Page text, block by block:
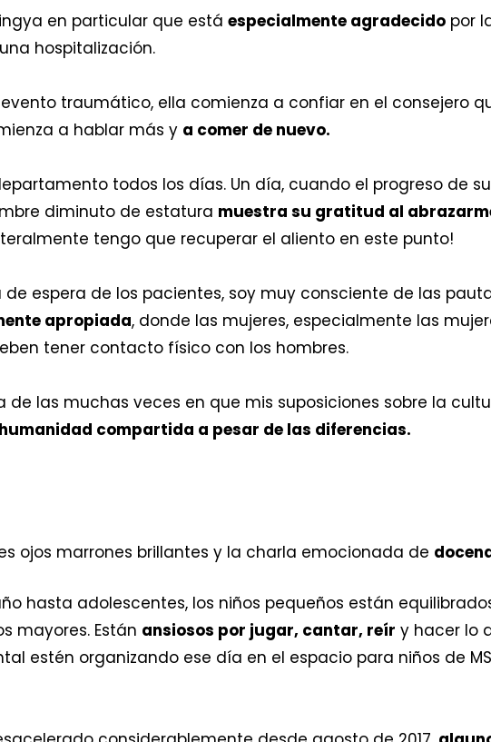
en particular que está especialmente agradecido por
hospitalización.
traumático, ella comienza a confiar en el consejero
a hablar más y a comer de nuevo.
todos los días. Un día, cuando el progreso de
diminuto de estatura muestra su gratitud al
tengo que recuperar el aliento en este punto!
de espera de los pacientes, soy muy consciente de las
apropiada, donde las mujeres, especialmente las
tener contacto físico con los hombres.
de las muchas veces en que mis suposiciones sobre la
humanidad compartida a pesar de las diferencias.
ojos marrones brillantes y la charla emocionada de
hasta adolescentes, los niños pequeños están
mayores. Están ansiosos por jugar, cantar, reír y hacer lo
estén organizando ese día en el espacio para niños de